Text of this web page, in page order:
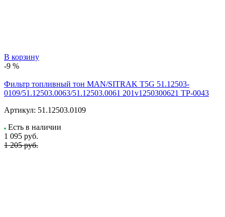
В корзину
-9 %
Фильтр топливный тон MAN/SITRAK T5G 51.12503-
0109/51.12503.0063/51.12503.0061 201v1250300621 TP-0043
Артикул: 51.12503.0109
Есть в наличии
1 095 руб.
1 205 руб.